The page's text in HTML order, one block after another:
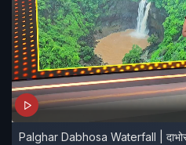
Palghar Dabhosa Waterfall |